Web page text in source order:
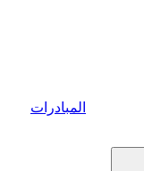
المبادرات